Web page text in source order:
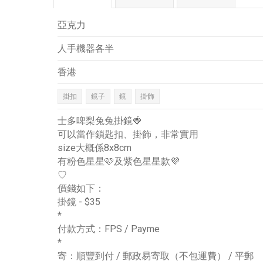
亞克力
人手機器各半
香港
掛扣 鏡子 鏡 掛飾
士多啤梨兔兔掛鏡🍓
可以當作鎖匙扣、掛飾，非常實用
size大概係8x8cm
有粉色星星🩷及紫色星星款💜
♡
價錢如下：
掛鏡 - $35
*
付款方式：FPS / Payme
*
寄：順豐到付 / 郵政易寄取（不包運費） / 平郵